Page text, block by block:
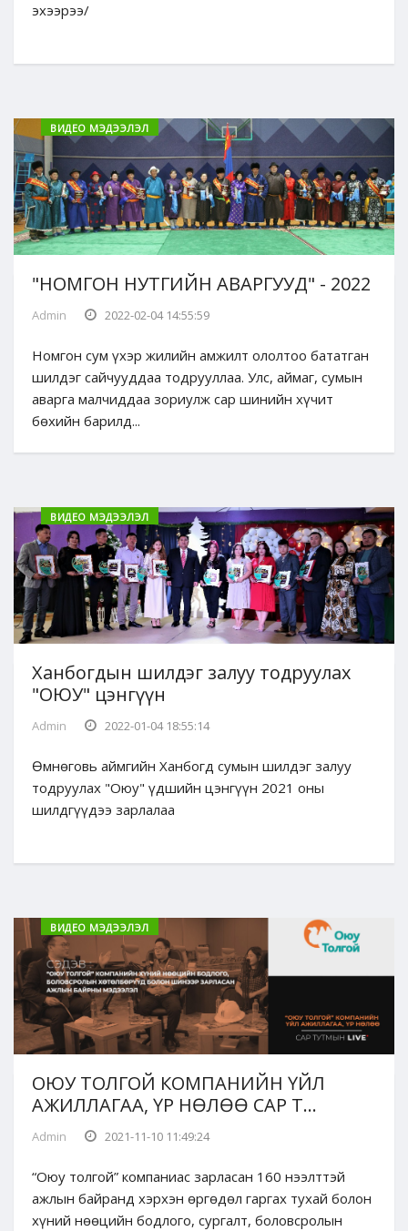
эхээрээ/
ВИДЕО МЭДЭЭЛЭЛ
"НОМГОН НУТГИЙН АВАРГУУД" - 2022
Admin 2022-02-04 14:55:59
Номгон сум үхэр жилийн амжилт ололтоо бататган
шилдэг сайчууддаа тодрууллаа. Улс, аймаг, сумын
аварга малчиддаа зориулж сар шинийн хүчит
бөхийн барилд...
ВИДЕО МЭДЭЭЛЭЛ
Ханбогдын шилдэг залуу тодруулах
"ОЮУ" цэнгүүн
Admin 2022-01-04 18:55:14
Өмнөговь аймгийн Ханбогд сумын шилдэг залуу
тодруулах "Оюу" үдшийн цэнгүүн 2021 оны
шилдгүүдээ зарлалаа
ВИДЕО МЭДЭЭЛЭЛ
ОЮУ ТОЛГОЙ КОМПАНИЙН ҮЙЛ
АЖИЛЛАГАА, ҮР НӨЛӨӨ САР Т...
Admin 2021-11-10 11:49:24
“Оюу толгой” компаниас зарласан 160 нээлттэй
ажлын байранд хэрхэн өргөдөл гаргах тухай болон
хүний нөөцийн бодлого, сургалт, боловсролын